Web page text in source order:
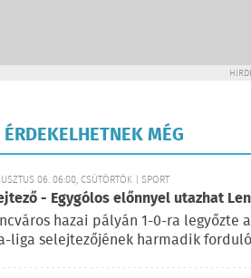
MÉG
06. 06:00, CSÜTÖRTÖK | SPORT
- Egygólos előnnyel utazhat
hazai pályán 1-0-ra legyőzte
liga selejtezőjének harmadik